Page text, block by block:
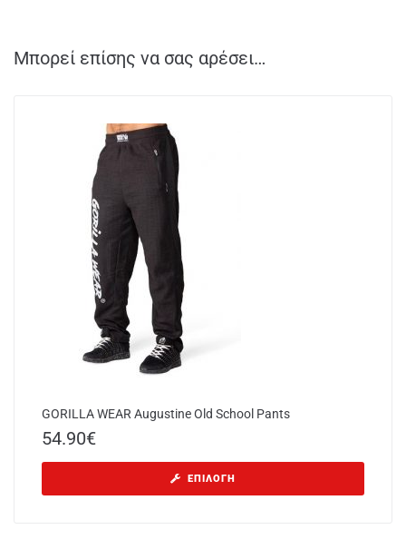
Μπορεί επίσης να σας αρέσει…
GORILLA WEAR Augustine Old School Pants
54.90€
ΕΠΙΛΟΓΉ